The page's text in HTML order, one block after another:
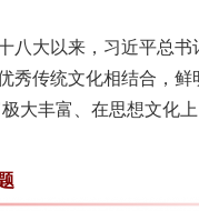
大以来，习近平总书
传统文化相结合，鲜
大丰富、在思想文化